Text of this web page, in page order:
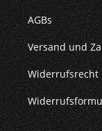
AGBs
Versand und
Widerrufsrecht